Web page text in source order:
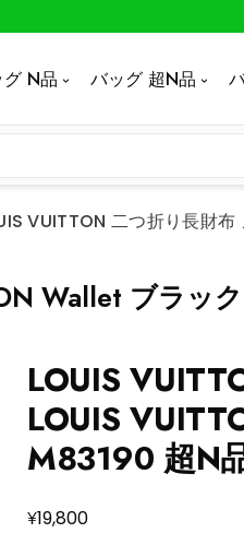
N品 バッグ 超N品
VUITTON 二つ折り長財
Wallet ブラッ
LOUIS
LOUIS
M83190 超N
¥19,800